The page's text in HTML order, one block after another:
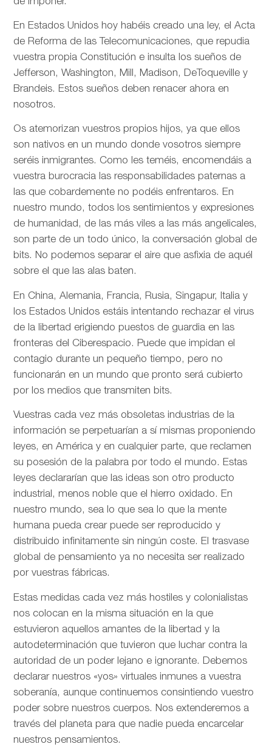
En Estados Unidos hoy habéis creado una ley, el Acta
de Reforma de las Telecomunicaciones, que repudia
vuestra propia Constitución e insulta los sueños de
Jefferson, Washington, Mill, Madison, DeToqueville y
Brandeis. Estos sueños deben renacer ahora en
nosotros.
Os atemorizan vuestros propios hijos, ya que ellos
son nativos en un mundo donde vosotros siempre
seréis inmigrantes. Como les teméis, encomendáis a
vuestra burocracia las responsabilidades paternas a
las que cobardemente no podéis enfrentaros. En
nuestro mundo, todos los sentimientos y expresiones
de humanidad, de las más viles a las más angelicales,
son parte de un todo único, la conversación global de
bits. No podemos separar el aire que asfixia de aquél
sobre el que las alas baten.
En China, Alemania, Francia, Rusia, Singapur, Italia y
los Estados Unidos estáis intentando rechazar el virus
de la libertad erigiendo puestos de guardia en las
fronteras del Ciberespacio. Puede que impidan el
contagio durante un pequeño tiempo, pero no
funcionarán en un mundo que pronto será cubierto
por los medios que transmiten bits.
Vuestras cada vez más obsoletas industrias de la
información se perpetuarían a sí mismas proponiendo
leyes, en América y en cualquier parte, que reclamen
su posesión de la palabra por todo el mundo. Estas
leyes declararían que las ideas son otro producto
industrial, menos noble que el hierro oxidado. En
nuestro mundo, sea lo que sea lo que la mente
humana pueda crear puede ser reproducido y
distribuido infinitamente sin ningún coste. El trasvase
global de pensamiento ya no necesita ser realizado
por vuestras fábricas.
Estas medidas cada vez más hostiles y colonialistas
nos colocan en la misma situación en la que
estuvieron aquellos amantes de la libertad y la
autodeterminación que tuvieron que luchar contra la
autoridad de un poder lejano e ignorante. Debemos
declarar nuestros «yos» virtuales inmunes a vuestra
soberanía, aunque continuemos consintiendo vuestro
poder sobre nuestros cuerpos. Nos extenderemos a
través del planeta para que nadie pueda encarcelar
nuestros pensamientos.